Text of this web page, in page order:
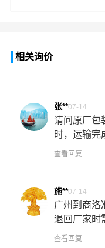
相关询价
张**07-14
请问原厂包
时，运输完
查看回复
施**07-14
广州到商洛
退回厂家时
查看回复